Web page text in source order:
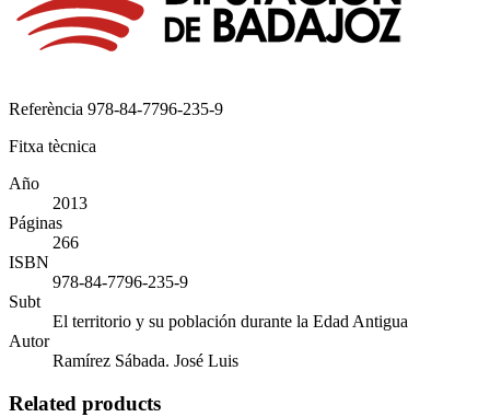
Referència 978-84-7796-235-9
Fitxa tècnica
Año
2013
Páginas
266
ISBN
978-84-7796-235-9
Subt
El territorio y su población durante la Edad Antigua
Autor
Ramírez Sábada. José Luis
Related products